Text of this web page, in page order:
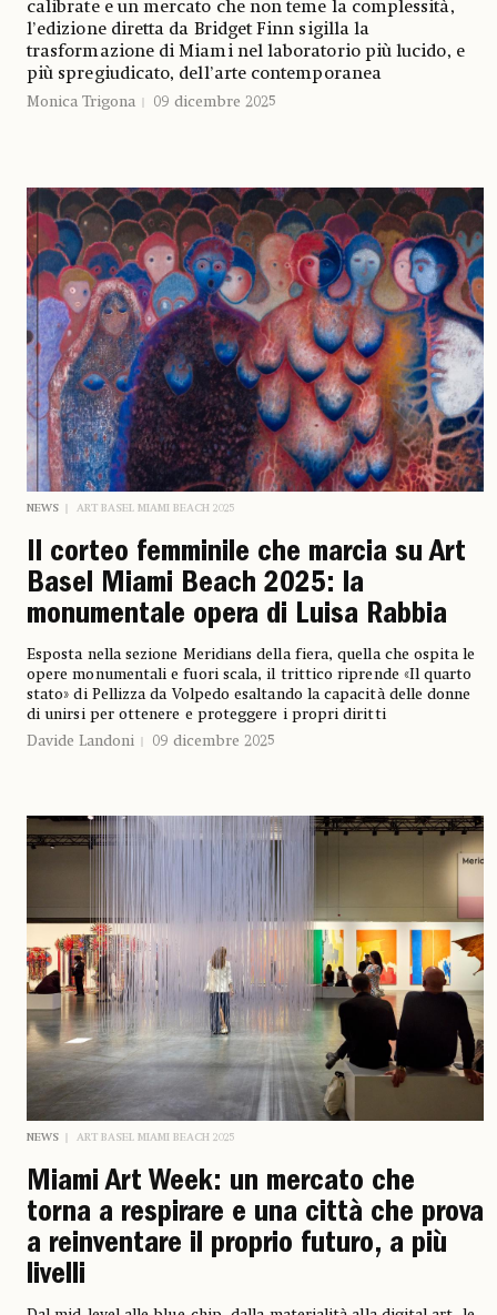
calibrate e un mercato che non teme la complessità,
l’edizione diretta da Bridget Finn sigilla la
trasformazione di Miami nel laboratorio più lucido, e
più spregiudicato, dell’arte contemporanea
Monica Trigona 09 dicembre 2025
NEWS ART BASEL MIAMI BEACH 2025
Il corteo femminile che marcia su Art
Basel Miami Beach 2025: la
monumentale opera di Luisa Rabbia
Esposta nella sezione Meridians della fiera, quella che ospita le
opere monumentali e fuori scala, il trittico riprende «Il quarto
stato» di Pellizza da Volpedo esaltando la capacità delle donne
di unirsi per ottenere e proteggere i propri diritti
Davide Landoni
09 dicembre 2025
NEWS ART BASEL MIAMI BEACH 2025
Miami Art Week: un mercato che
torna a respirare e una città che prova
a reinventare il proprio futuro, a più
livelli